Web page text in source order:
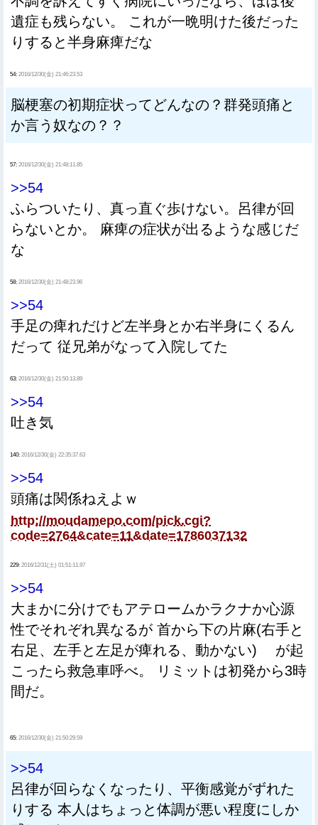
遺症も残らない。 これが一晩明けた後だった
りすると半身麻痺だな
54: 2016/12/30(金) 21:46:23.53
脳梗塞の初期症状ってどんなの？群発頭痛と
か言う奴なの？？
57: 2016/12/30(金) 21:48:11.85
>>54
ふらついたり、真っ直ぐ歩けない。呂律が回
らないとか。 麻痺の症状が出るような感じだ
な
58: 2016/12/30(金) 21:48:23.96
>>54
手足の痺れだけど左半身とか右半身にくるん
だって 従兄弟がなって入院してた
63: 2016/12/30(金) 21:50:13.89
>>54
吐き気
140: 2016/12/30(金) 22:35:37.63
>>54
頭痛は関係ねえよｗ
http://moudamepo.com/pick.cgi?
code=2764&cate=11&date=1786037132
229: 2016/12/31(土) 01:51:11.97
>>54
大まかに分けでもアテロームかラクナか心源
性でそれぞれ異なるが 首から下の片麻(右手と
右足、左手と左足が痺れる、動かない) が起
こったら救急車呼べ。 リミットは初発から3時
間だ。
65: 2016/12/30(金) 21:50:29.59
>>54
呂律が回らなくなったり、平衡感覚がずれた
りする 本人はちょっと体調が悪い程度にしか